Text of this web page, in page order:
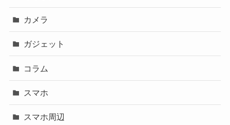
カメラ
ガジェット
コラム
スマホ
スマホ周辺